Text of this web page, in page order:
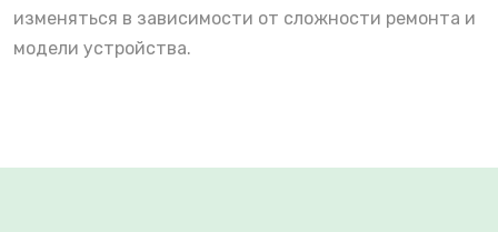
изменяться в зависимости от сложности ремонта и
модели устройства.